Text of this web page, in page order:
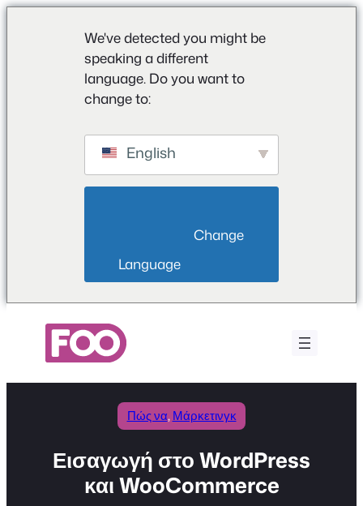
We've detected you might be
speaking a different
language. Do you want to
change to:
English
Language
περιεχόμενο
Πώς να, Μάρκετινγκ
Εισαγωγή στο WordPress
και WooCommerce